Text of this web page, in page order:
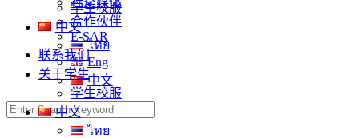
合作伙伴
E-SAR
联系我们
关于学生
学生校服
中文
ไทย
学生校服
中文
ไทย
Eng
中文
Search
for: